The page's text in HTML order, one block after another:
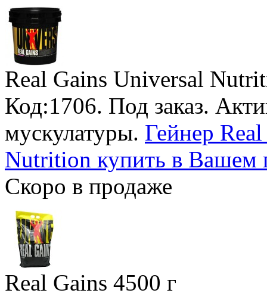
Real Gains Universal
Код:1706. Под заказ.
мускулатуры. Гейнер
Nutrition купить в Вашем
Скоро в продаже
Real Gains 4500 г